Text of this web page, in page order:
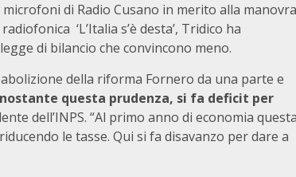
di Radio Cusano in merito alla manovra
‘L’Italia s’è desta’, Tridico ha
di bilancio che convincono meno.
della riforma Fornero da una parte e
questa prudenza, si fa deficit per
dell’INPS. “Al primo anno di economia
le tasse. Qui si fa disavanzo per dare a